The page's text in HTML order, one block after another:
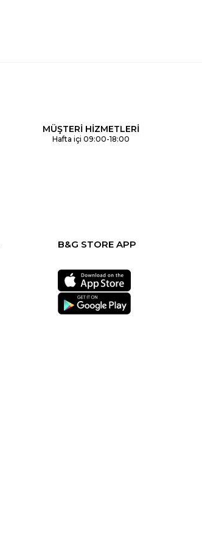
MÜŞTERİ HİZMETLERİ
Hafta içi 09:00-18:00
B&G STORE APP